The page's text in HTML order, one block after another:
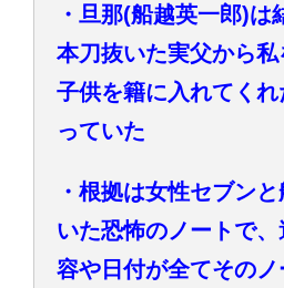
・旦那(船越英一郎)は
本刀抜いた実父から
子供を籍に入れてく
っていた
・根拠は女性セブン
いた恐怖のノートで
容や日付が全てその